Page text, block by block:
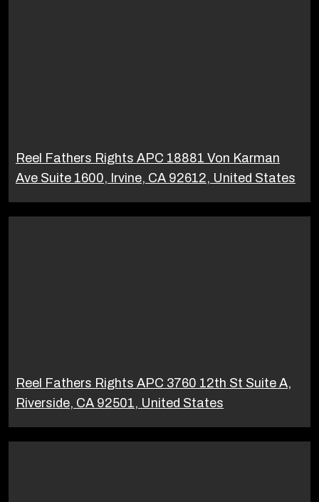
Reel Fathers Rights APC 18881 Von Karman
Ave Suite 1600, Irvine, CA 92612, United States
Reel Fathers Rights APC 3760 12th St Suite A,
Riverside, CA 92501, United States